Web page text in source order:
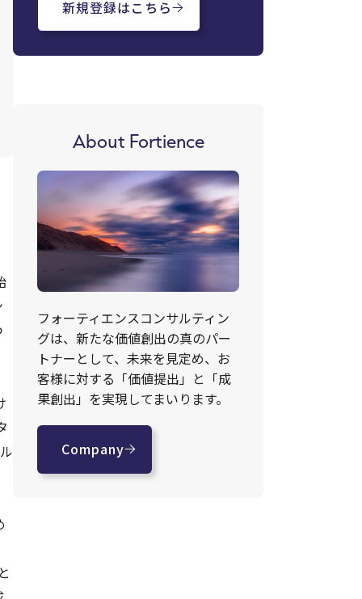
新規登録はこちら
About Fortience
フォーティエンスコンサルティン
グは、新たな価値創出の真のパー
トナーとして、未来を見定め、お
客様に対する「価値提出」と「成
果創出」を実現してまいります。
Company